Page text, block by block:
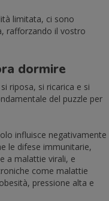
limitata, ci sono
rafforzando il vostro
dormire
riposa, si ricarica e si
del puzzle per
influisce negativamente
le difese immunitarie,
a malattie virali, e
come malattie
pressione alta e